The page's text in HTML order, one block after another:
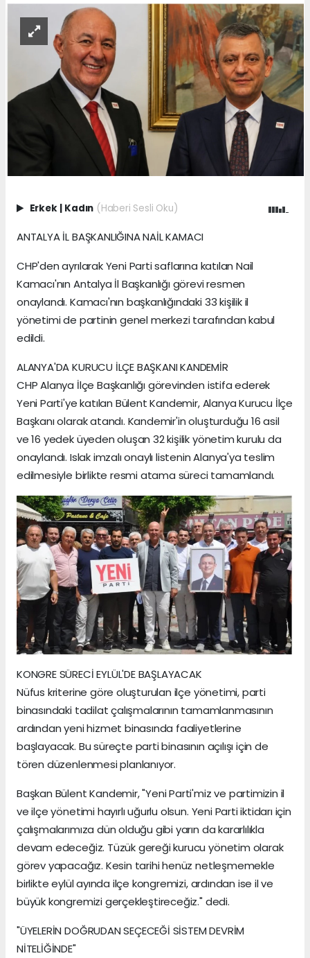
Erkek | Kadın (Haberi Sesli Oku)
ANTALYA İL BAŞKANLIĞINA NAİL KAMACI
CHP'den ayrılarak Yeni Parti saflarına katılan Nail
Kamacı'nın Antalya İl Başkanlığı görevi resmen
onaylandı. Kamacı'nın başkanlığındaki 33 kişilik il
yönetimi de partinin genel merkezi tarafından kabul
edildi.
ALANYA'DA KURUCU İLÇE BAŞKANI KANDEMİR
CHP Alanya İlçe Başkanlığı görevinden istifa ederek
Yeni Parti'ye katılan Bülent Kandemir, Alanya Kurucu İlçe
Başkanı olarak atandı. Kandemir'in oluşturduğu 16 asil
ve 16 yedek üyeden oluşan 32 kişilik yönetim kurulu da
onaylandı. Islak imzalı onaylı listenin Alanya'ya teslim
edilmesiyle birlikte resmi atama süreci tamamlandı.
KONGRE SÜRECİ EYLÜL'DE BAŞLAYACAK
Nüfus kriterine göre oluşturulan ilçe yönetimi, parti
binasındaki tadilat çalışmalarının tamamlanmasının
ardından yeni hizmet binasında faaliyetlerine
başlayacak. Bu süreçte parti binasının açılışı için de
tören düzenlenmesi planlanıyor.
Başkan Bülent Kandemir, "Yeni Parti'miz ve partimizin il
ve ilçe yönetimi hayırlı uğurlu olsun. Yeni Parti iktidarı için
çalışmalarımıza dün olduğu gibi yarın da kararlılıkla
devam edeceğiz. Tüzük gereği kurucu yönetim olarak
görev yapacağız. Kesin tarihi henüz netleşmemekle
birlikte eylül ayında ilçe kongremizi, ardından ise il ve
büyük kongremizi gerçekleştireceğiz." dedi.
"ÜYELERİN DOĞRUDAN SEÇECEĞİ SİSTEM DEVRİM
NİTELİĞİNDE"